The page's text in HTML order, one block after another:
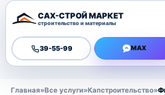
САХ-СТРОЙ МАРКЕТ
строительство и материалы
39-55-99 MAX
Главная»Все услуги»Капстроительство»